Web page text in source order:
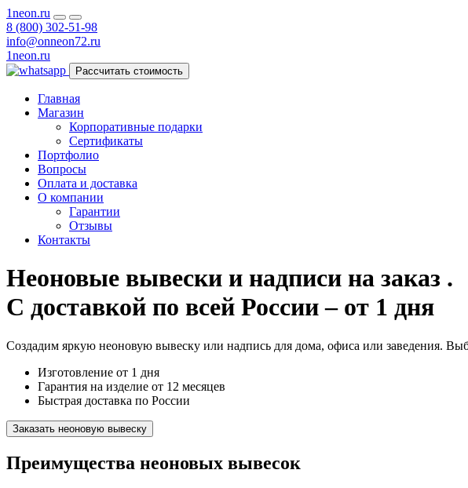
1neon.ru
8 (800) 302-51-98
info@onneon72.ru
1neon.ru
Рассчитать стоимость
Главная
Магазин
Корпоративные подарки
Сертификаты
Портфолио
Вопросы
Оплата и доставка
О компании
Гарантии
Отзывы
Контакты
Неоновые вывески и надписи на заказ .
С доставкой по всей России – от 1 дня
Создадим яркую неоновую вывеску или надпись для дома, офиса или заведения.
Изготовление от 1 дня
Гарантия на изделие от 12 месяцев
Быстрая доставка по России
Заказать неоновую вывеску
Преимущества неоновых вывесок